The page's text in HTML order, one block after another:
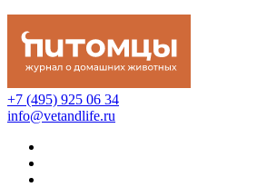
+7 (495) 925 06 34
info@vetandlife.ru